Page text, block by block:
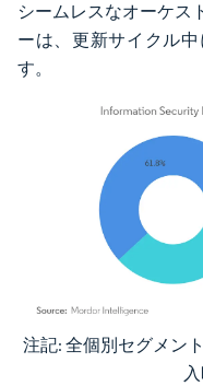
シームレスなオーケス
ーは、更新サイクル
す。
画像 © Mordor Intelligence。
注記: 全個別セグメン